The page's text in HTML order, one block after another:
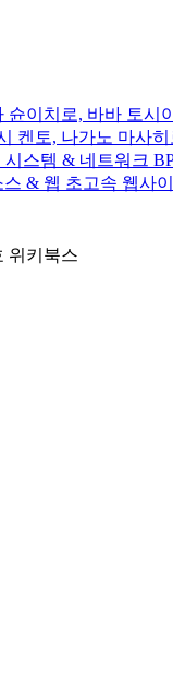
슌이치로, 바바 토시
켄토, 나가노 마사
시스템 & 네트워크
스 & 웹 초고속 웹사
위키북스